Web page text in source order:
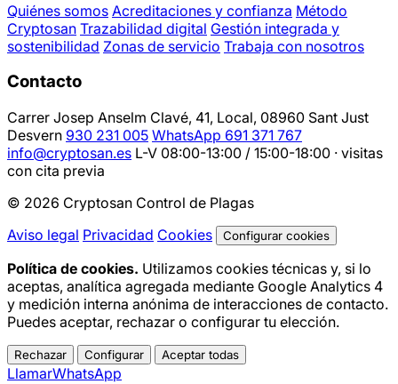
Quiénes somos Acreditaciones y confianza Método
Cryptosan Trazabilidad digital Gestión integrada y
sostenibilidad Zonas de servicio Trabaja con nosotros
Contacto
Carrer Josep Anselm Clavé, 41, Local, 08960 Sant Just
Desvern 930 231 005 WhatsApp 691 371 767
info@cryptosan.es L-V 08:00-13:00 / 15:00-18:00 · visitas
con cita previa
© 2026 Cryptosan Control de Plagas
Aviso legal Privacidad Cookies Configurar cookies
Política de cookies. Utilizamos cookies técnicas y, si lo
aceptas, analítica agregada mediante Google Analytics 4
y medición interna anónima de interacciones de contacto.
Puedes aceptar, rechazar o configurar tu elección.
Rechazar Configurar Aceptar todas
LlamarWhatsApp